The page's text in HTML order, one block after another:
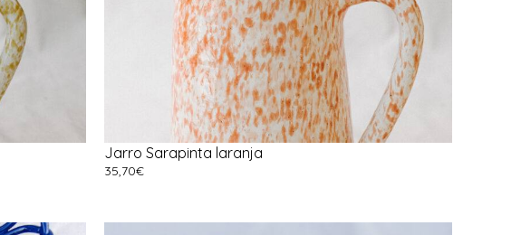
Jarro Sarapinta laranja
35,70€